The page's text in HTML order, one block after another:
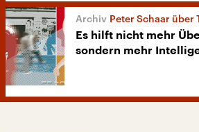
Peter Schaar über
Es hilft nicht mehr
sondern mehr